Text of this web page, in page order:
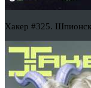
Хакер #325.